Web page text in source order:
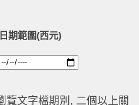
日期範圍(西元)
覽文字檔期別, 二個以上關